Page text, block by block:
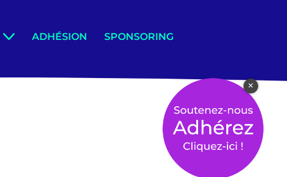
ADHÉSION SPONSORING
×